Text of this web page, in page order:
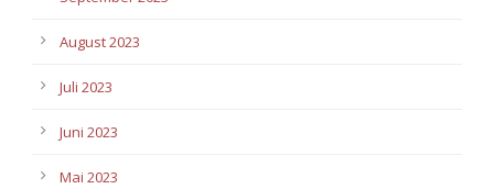
August 2023
Juli 2023
Juni 2023
Mai 2023